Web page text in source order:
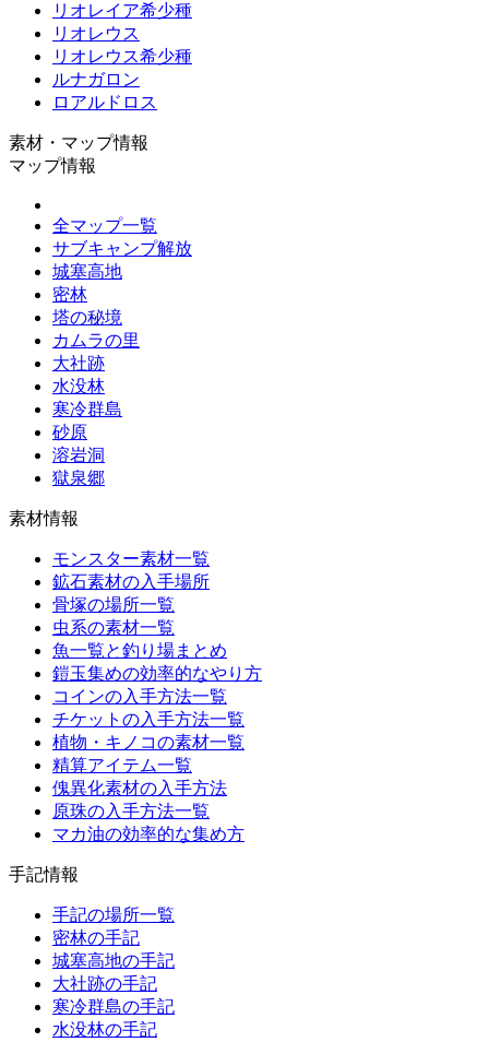
リオレイア希少種
リオレウス
リオレウス希少種
ルナガロン
ロアルドロス
素材・マップ情報
マップ情報
全マップ一覧
サブキャンプ解放
城塞高地
密林
塔の秘境
カムラの里
大社跡
水没林
寒冷群島
砂原
溶岩洞
獄泉郷
素材情報
モンスター素材一覧
鉱石素材の入手場所
骨塚の場所一覧
虫系の素材一覧
魚一覧と釣り場まとめ
鎧玉集めの効率的なやり方
コインの入手方法一覧
チケットの入手方法一覧
植物・キノコの素材一覧
精算アイテム一覧
傀異化素材の入手方法
原珠の入手方法一覧
マカ油の効率的な集め方
手記情報
手記の場所一覧
密林の手記
城塞高地の手記
大社跡の手記
寒冷群島の手記
水没林の手記